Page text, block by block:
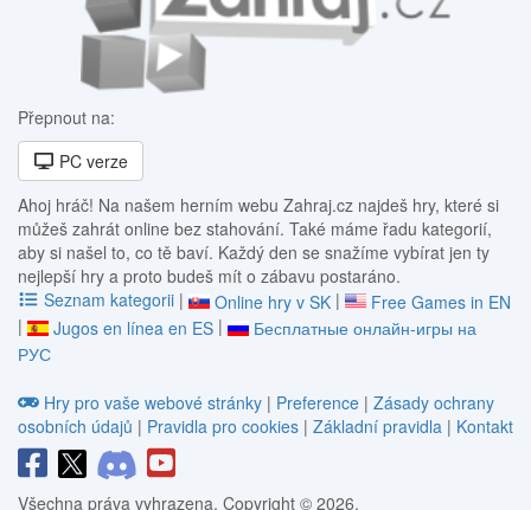
Přepnout na:
PC verze
Ahoj hráč! Na našem herním webu Zahraj.cz najdeš hry, které si
můžeš zahrát online bez stahování. Také máme řadu kategorií,
aby si našel to, co tě baví. Každý den se snažíme vybírat jen ty
nejlepší hry a proto budeš mít o zábavu postaráno.
Seznam kategorii | Online hry v SK |
Free Games in EN
|
Jugos en línea en ES |
Бесплатные онлайн-игры на
РУС
Hry pro vaše webové stránky | Preference | Zásady ochrany
osobních údajů | Pravidla pro cookies | Základní pravidla | Kontakt
Všechna práva vyhrazena. Copyright © 2026.